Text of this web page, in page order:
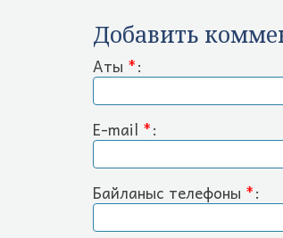
Добавить
Аты *:
E-mail *:
Байланыс телефоны *: